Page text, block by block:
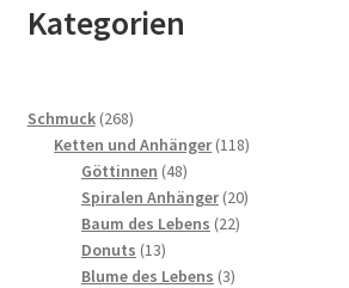
Kategorien
Schmuck 268268
Produkte
Ketten und Anhänger 118118
Göttinnen 4848
Produkte
Spiralen Anhänger 2020
Baum des Lebens 2222
Donuts 1313
Produkte
Blume des Lebens 33